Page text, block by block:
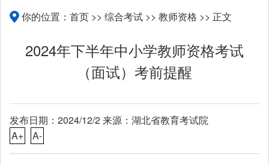
你的位置： 首页 >> 综合考试 >> 教师资格 >> 正文
2024年下半年中小学教师资格考试
（面试）考前提醒
发布日期：2024/12/2 来源：湖北省教育考试院
A+
A-